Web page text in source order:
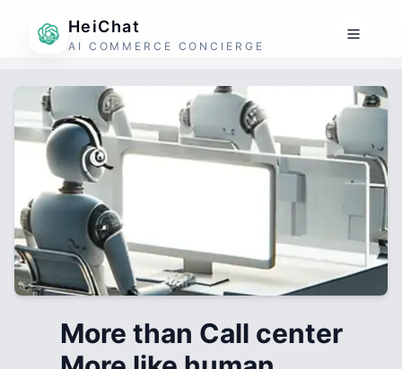
HeiChat
AI COMMERCE CONCIERGE
More than Call center